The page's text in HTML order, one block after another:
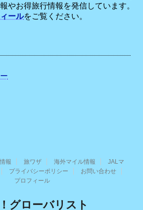
やお得旅行情報を発信しています。
ールをご覧ください。
報 旅ワザ 海外マイル情報
JALマ
プライバシーポリシー
お問い合わせ
プロフィール
グローバリスト